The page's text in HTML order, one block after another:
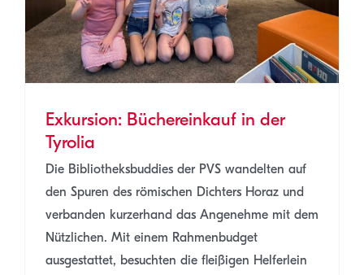
Exkursion: Büchereinkauf in der
Tyrolia
Die Bibliotheksbuddies der PVS wandelten auf
den Spuren des römischen Dichters Horaz und
verbanden kurzerhand das Angenehme mit dem
Nützlichen. Mit einem Rahmenbudget
ausgestattet, besuchten die fleißigen Helferlein